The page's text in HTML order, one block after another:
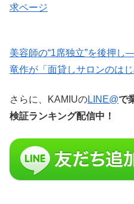
求ページ
美容師の“1席独立”を後押
竜作が「面貸しサロンのは
さらに、KAMIUのLINE@で
検証ランキング配信中！